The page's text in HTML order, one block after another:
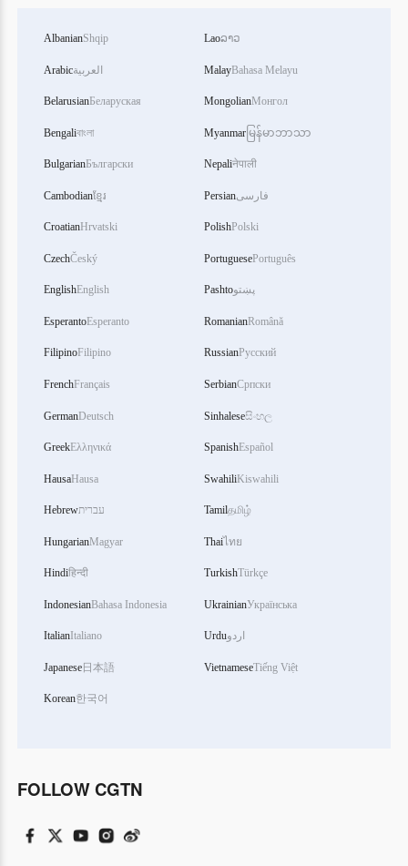
AlbanianShqip
Arabicالعربية
BelarusianБеларуская
Bengaliবাংলা
BulgarianБългарски
Cambodianខ្មែរ
CroatianHrvatski
CzechČeský
EnglishEnglish
EsperantoEsperanto
FilipinoFilipino
FrenchFrançais
GermanDeutsch
GreekΕλληνικά
HausaHausa
Hebrewעברית
HungarianMagyar
Hindiहिन्दी
IndonesianBahasa Indonesia
ItalianItaliano
Japanese日本語
Korean한국어
Laoລາວ
MalayBahasa Melayu
MongolianМонгол
Myanmar မြန်မာဘာသာ
Nepaliनेपाली
Persianفارسی
PolishPolski
PortuguesePortuguês
Pashtoپښتو
RomanianRomână
RussianРусский
SerbianСрпски
Sinhaleseසිංහල
SpanishEspañol
SwahiliKiswahili
Tamilதமிழ்
Thaiไทย
TurkishTürkçe
UkrainianУкраїнська
Urduاردو
VietnameseTiếng Việt
FOLLOW CGTN